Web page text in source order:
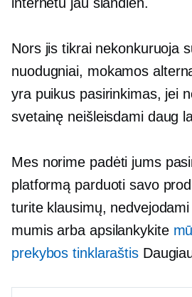
Nors jis tikrai nekonkuruoja
nuodugniai, mokamos
yra puikus pasirinkimas, jei
svetainę neišleisdami daug
Mes norime padėti jums
platformą parduoti savo
turite klausimų,
mumis arba apsilankykite
prekybos tinklaraštis